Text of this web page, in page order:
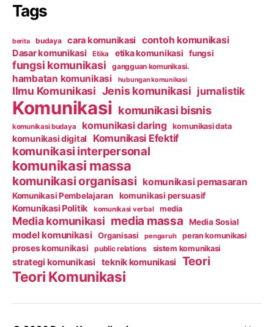
Tags
berita budaya cara komunikasi contoh komunikasi
Dasar komunikasi Etika etika komunikasi fungsi
fungsi komunikasi gangguan komunikasi.
hambatan komunikasi hubungan komunikasi
Ilmu Komunikasi Jenis komunikasi jurnalistik
Komunikasi komunikasi bisnis
komunikasi budaya komunikasi daring komunikasi data
komunikasi digital Komunikasi Efektif
komunikasi interpersonal
komunikasi massa
komunikasi organisasi komunikasi pemasaran
Komunikasi Pembelajaran komunikasi persuasif
Komunikasi Politik komunikasi verbal media
Media komunikasi media massa Media Sosial
model komunikasi Organisasi pengaruh peran komunikasi
proses komunikasi public relations sistem komunikasi
strategi komunikasi teknik komunikasi Teori
Teori Komunikasi